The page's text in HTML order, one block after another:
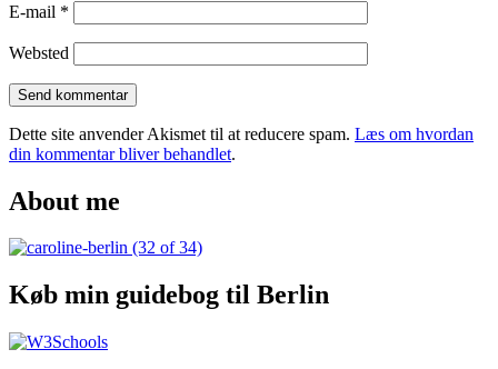
E-mail *
Websted
Dette site anvender Akismet til at reducere spam. Læs om hvordan
din kommentar bliver behandlet.
About me
Køb min guidebog til Berlin